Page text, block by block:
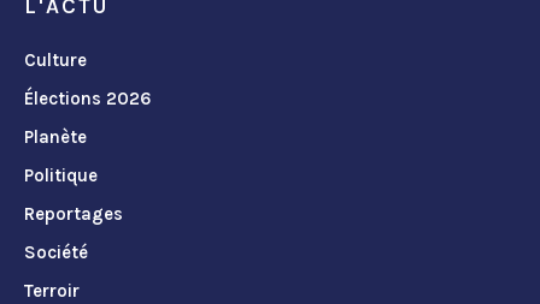
L'ACTU
Culture
Élections 2026
Planète
Politique
Reportages
Société
Terroir